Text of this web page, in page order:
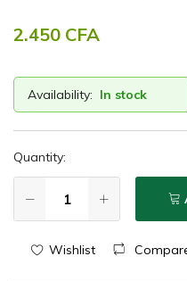
2.450 CFA
Availability: In stock
Quantity:
Wishlist